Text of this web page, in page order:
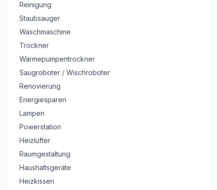
Reinigung
Staubsauger
Waschmaschine
Trockner
Wärmepumpentrockner
Saugroboter / Wischroboter
Renovierung
Energiesparen
Lampen
Powerstation
Heizlüfter
Raumgestaltung
Haushaltsgeräte
Heizkissen